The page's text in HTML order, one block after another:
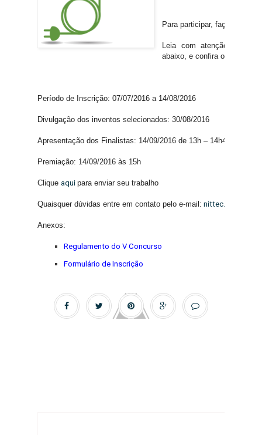
Para participar, faça sua
Leia com atenção o
abaixo, e confira o
Período de Inscrição: 07/07/2016 a 14/08/2016
Divulgação dos inventos selecionados: 30/08/2016
Apresentação dos Finalistas: 14/09/2016 de 13h – 14h40
Premiação: 14/09/2016 às 15h
Clique aqui para enviar seu trabalho
Quaisquer dúvidas entre em contato pelo e-mail:
Anexos:
Regulamento do V Concurso
Formulário de Inscrição